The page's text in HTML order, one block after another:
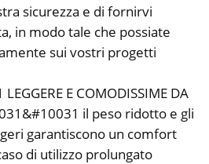
sicurezza e di fornirvi
in modo tale che possiate
sui vostri progetti
E COMODISSIME DA
il peso ridotto e gli
garantiscono un comfort
di utilizzo prolungato